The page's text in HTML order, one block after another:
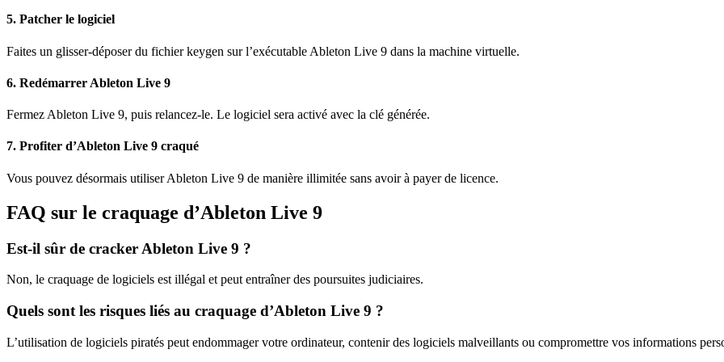
5. Patcher le logiciel
Faites un glisser-déposer du fichier keygen sur l’exécutable Ableton Live 9 dans la machine virtuelle.
6. Redémarrer Ableton Live 9
Fermez Ableton Live 9, puis relancez-le. Le logiciel sera activé avec la clé générée.
7. Profiter d’Ableton Live 9 craqué
Vous pouvez désormais utiliser Ableton Live 9 de manière illimitée sans avoir à payer de licence.
FAQ sur le craquage d’Ableton Live 9
Est-il sûr de cracker Ableton Live 9 ?
Non, le craquage de logiciels est illégal et peut entraîner des poursuites judiciaires.
Quels sont les risques liés au craquage d’Ableton Live 9 ?
L’utilisation de logiciels piratés peut endommager votre ordinateur, contenir des logiciels malveillants ou compromettre vos informations